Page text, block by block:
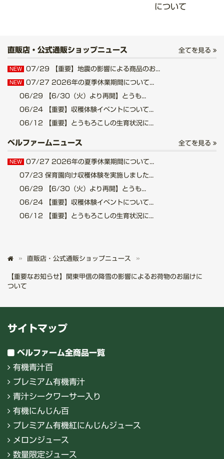
について
直販店・公式通販ショップニュース 全てを見る
NEW 07/29 【重要】地震の影響による商品のお...
NEW 07/27 2026年の夏季休業期間について...
06/29 【6/30（火）より再開】とうも...
06/24 【重要】収穫体験イベントについて...
06/12 【重要】とうもろこしの生育状況に...
ベルファームニュース 全てを見る
NEW 07/27 2026年の夏季休業期間について...
07/23 保育園向け収穫体験を実施しました...
06/29 【6/30（火）より再開】とうも...
06/24 【重要】収穫体験イベントについて...
06/12 【重要】とうもろこしの生育状況に...
直販店・公式通販ショップニュース
【重要なお知らせ】関東甲信の降雪の影響によるお荷物のお届けに
ついて
サイトマップ
ベルファーム全商品一覧
有機青汁百
プレミアム有機青汁
青汁シークワーサー入り
有機にんじん百
プレミアム有機紅にんじんジュース
メロンジュース
数量限定ジュース